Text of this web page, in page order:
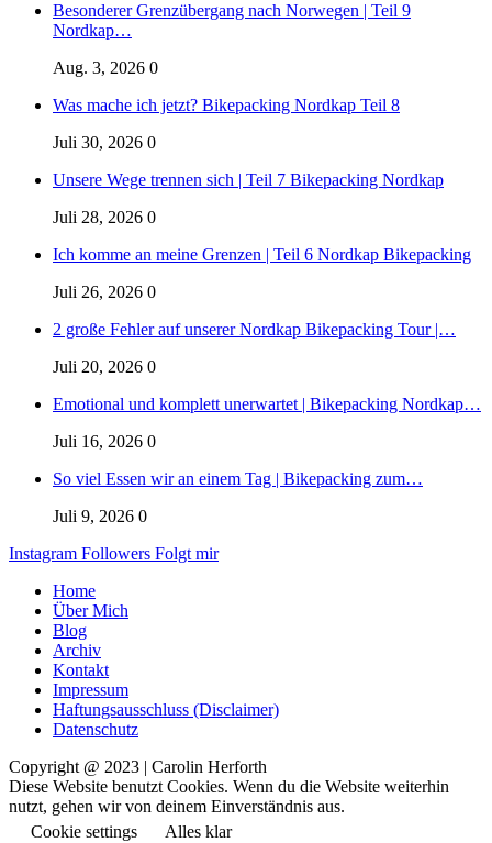
Besonderer Grenzübergang nach Norwegen | Teil 9
Nordkap…
Aug. 3, 2026 0
Was mache ich jetzt? Bikepacking Nordkap Teil 8
Juli 30, 2026 0
Unsere Wege trennen sich | Teil 7 Bikepacking Nordkap
Juli 28, 2026 0
Ich komme an meine Grenzen | Teil 6 Nordkap Bikepacking
Juli 26, 2026 0
2 große Fehler auf unserer Nordkap Bikepacking Tour |…
Juli 20, 2026 0
Emotional und komplett unerwartet | Bikepacking Nordkap…
Juli 16, 2026 0
So viel Essen wir an einem Tag | Bikepacking zum…
Juli 9, 2026 0
Instagram Followers Folgt mir
Home
Über Mich
Blog
Archiv
Kontakt
Impressum
Haftungsausschluss (Disclaimer)
Datenschutz
Copyright @ 2023 | Carolin Herforth
Diese Website benutzt Cookies. Wenn du die Website weiterhin
nutzt, gehen wir von deinem Einverständnis aus.
Cookie settings
Alles klar